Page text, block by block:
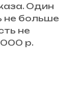
Один
не больше
не
р.